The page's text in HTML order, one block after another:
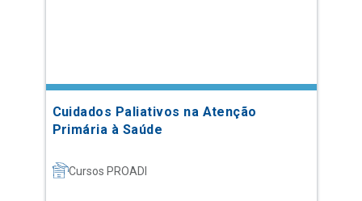
Cuidados Paliativos na Atenção
Primária à Saúde
Cursos PROADI